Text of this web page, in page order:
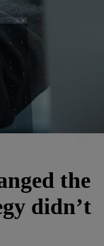
the
didn’t